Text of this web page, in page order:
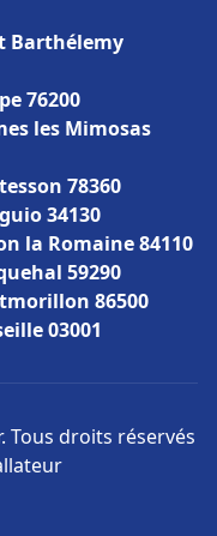
Barthélemy
76200
les Mimosas
78360
34130
la Romaine 84110
59290
86500
03001
Tous droits réservés